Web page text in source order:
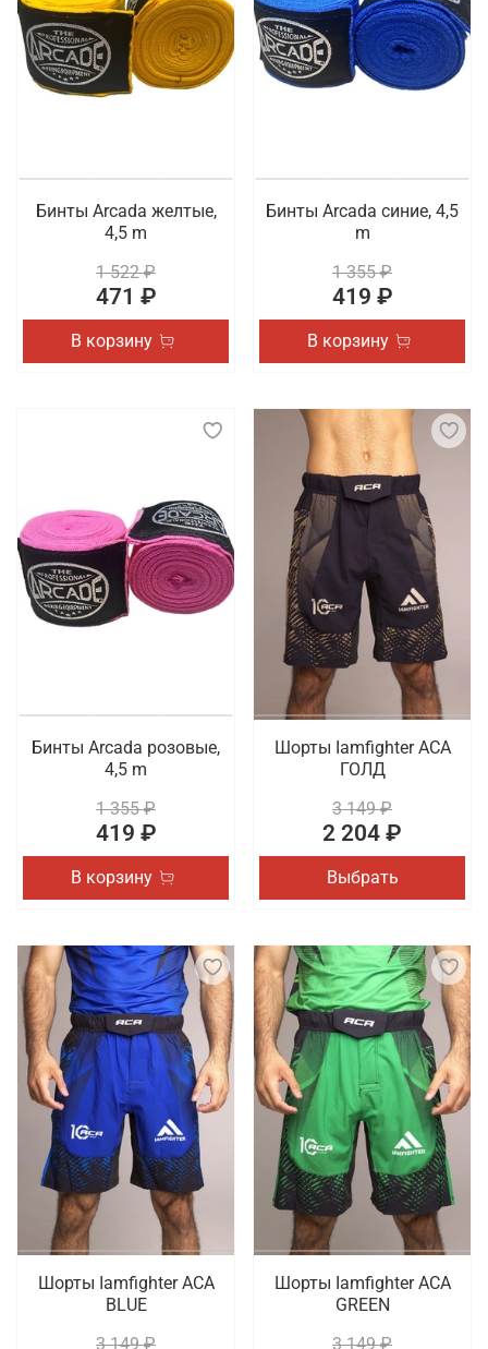
Бинты Arcada желтые,
4,5 m
1 522 ₽
471 ₽
В корзину
Бинты Arcada синие, 4,5
m
1 355 ₽
419 ₽
В корзину
Бинты Arcada розовые,
4,5 m
1 355 ₽
419 ₽
В корзину
Шорты Iamfighter АСА
ГОЛД
3 149 ₽
2 204 ₽
Выбрать
Шорты Iamfighter АСА
BLUE
3 149 ₽
Шорты Iamfighter АСА
GREEN
3 149 ₽